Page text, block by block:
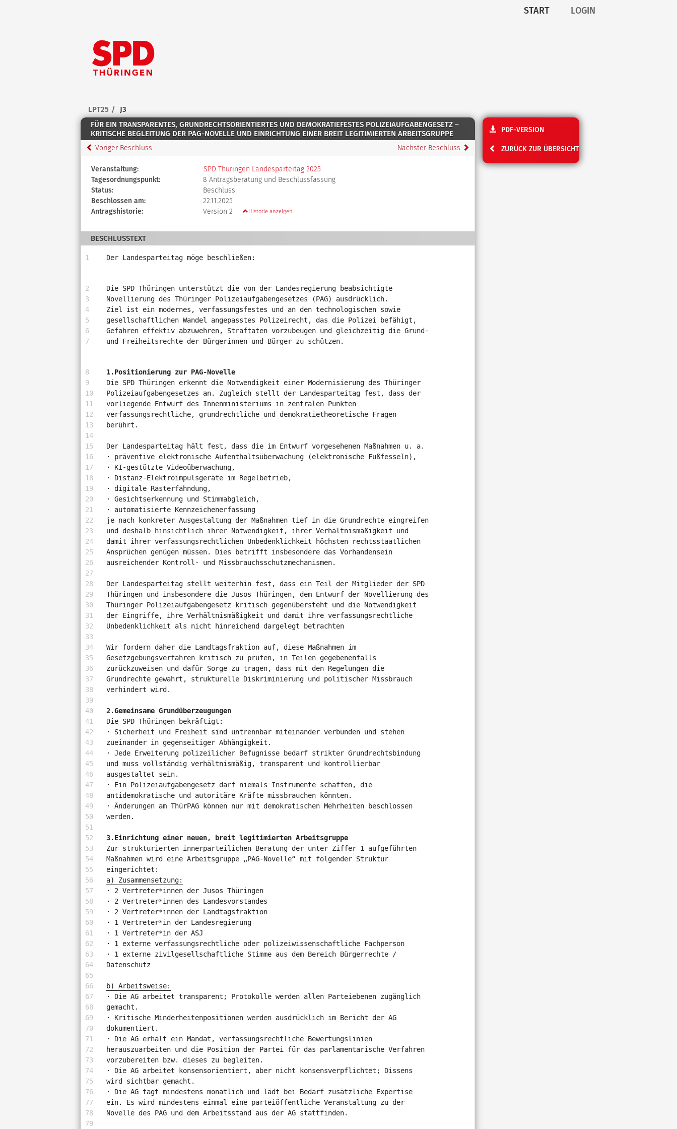
START LOGIN
Startseite
LPT25
J3
FÜR EIN TRANSPARENTES, GRUNDRECHTSORIENTIERTES UND DEMOKRATIEFESTES POLIZEIAUFGABENGESETZ –
KRITISCHE BEGLEITUNG DER PAG-NOVELLE UND EINRICHTUNG EINER BREIT LEGITIMIERTEN ARBEITSGRUPPE
Voriger Beschluss Nächster Beschluss
Diese
Tabelle
beschreibt
den
Status,
Antragstellerin
und
verschiedene
Antrag
Veranstaltung:
SPD Thüringen Landesparteitag 2025
Tagesordnungspunkt:
8 Antragsberatung und Beschlussfassung
Status:
Beschluss
Beschlossen am:
22.11.2025
Antragshistorie:
Version 2 Historie anzeigen
BESCHLUSSTEXT
Der Landesparteitag möge beschließen:
Die SPD Thüringen unterstützt die von der Landesregierung beabsichtigte
Novellierung des Thüringer Polizeiaufgabengesetzes (PAG) ausdrücklich.
Ziel ist ein modernes, verfassungsfestes und an den technologischen sowie
gesellschaftlichen Wandel angepasstes Polizeirecht, das die Polizei befähigt,
Gefahren effektiv abzuwehren, Straftaten vorzubeugen und gleichzeitig die Grund-
und Freiheitsrechte der Bürgerinnen und Bürger zu schützen.
1.Positionierung zur PAG-Novelle
Die SPD Thüringen erkennt die Notwendigkeit einer Modernisierung des Thüringer
Polizeiaufgabengesetzes an. Zugleich stellt der Landesparteitag fest, dass der
vorliegende Entwurf des Innenministeriums in zentralen Punkten
verfassungsrechtliche, grundrechtliche und demokratietheoretische Fragen
berührt.
Der Landesparteitag hält fest, dass die im Entwurf vorgesehenen Maßnahmen u. a.
· präventive elektronische Aufenthaltsüberwachung (elektronische Fußfesseln),
· KI-gestützte Videoüberwachung,
· Distanz-Elektroimpulsgeräte im Regelbetrieb,
· digitale Rasterfahndung,
· Gesichtserkennung und Stimmabgleich,
· automatisierte Kennzeichenerfassung
je nach konkreter Ausgestaltung der Maßnahmen tief in die Grundrechte eingreifen
und deshalb hinsichtlich ihrer Notwendigkeit, ihrer Verhältnismäßigkeit und
damit ihrer verfassungsrechtlichen Unbedenklichkeit höchsten rechtsstaatlichen
Ansprüchen genügen müssen. Dies betrifft insbesondere das Vorhandensein
ausreichender Kontroll- und Missbrauchsschutzmechanismen.
Der Landesparteitag stellt weiterhin fest, dass ein Teil der Mitglieder der SPD
Thüringen und insbesondere die Jusos Thüringen, dem Entwurf der Novellierung des
Thüringer Polizeiaufgabengesetz kritisch gegenübersteht und die Notwendigkeit
der Eingriffe, ihre Verhältnismäßigkeit und damit ihre verfassungsrechtliche
Unbedenklichkeit als nicht hinreichend dargelegt betrachten
Wir fordern daher die Landtagsfraktion auf, diese Maßnahmen im
Gesetzgebungsverfahren kritisch zu prüfen, in Teilen gegebenenfalls
zurückzuweisen und dafür Sorge zu tragen, dass mit den Regelungen die
Grundrechte gewahrt, strukturelle Diskriminierung und politischer Missbrauch
verhindert wird.
2.Gemeinsame Grundüberzeugungen
Die SPD Thüringen bekräftigt:
· Sicherheit und Freiheit sind untrennbar miteinander verbunden und stehen
zueinander in gegenseitiger Abhängigkeit.
· Jede Erweiterung polizeilicher Befugnisse bedarf strikter Grundrechtsbindung
und muss vollständig verhältnismäßig, transparent und kontrollierbar
ausgestaltet sein.
· Ein Polizeiaufgabengesetz darf niemals Instrumente schaffen, die
antidemokratische und autoritäre Kräfte missbrauchen könnten.
· Änderungen am ThürPAG können nur mit demokratischen Mehrheiten beschlossen
werden.
3.Einrichtung einer neuen, breit legitimierten Arbeitsgruppe
Zur strukturierten innerparteilichen Beratung der unter Ziffer 1 aufgeführten
Maßnahmen wird eine Arbeitsgruppe „PAG-Novelle“ mit folgender Struktur
eingerichtet:
a) Zusammensetzung:
· 2 Vertreter*innen der Jusos Thüringen
· 2 Vertreter*innen des Landesvorstandes
· 2 Vertreter*innen der Landtagsfraktion
· 1 Vertreter*in der Landesregierung
· 1 Vertreter*in der ASJ
· 1 externe verfassungsrechtliche oder polizeiwissenschaftliche Fachperson
· 1 externe zivilgesellschaftliche Stimme aus dem Bereich Bürgerrechte /
Datenschutz
b) Arbeitsweise:
· Die AG arbeitet transparent; Protokolle werden allen Parteiebenen zugänglich
gemacht.
· Kritische Minderheitenpositionen werden ausdrücklich im Bericht der AG
dokumentiert.
· Die AG erhält ein Mandat, verfassungsrechtliche Bewertungslinien
herauszuarbeiten und die Position der Partei für das parlamentarische Verfahren
vorzubereiten bzw. dieses zu begleiten.
· Die AG arbeitet konsensorientiert, aber nicht konsensverpflichtet; Dissens
wird sichtbar gemacht.
· Die AG tagt mindestens monatlich und lädt bei Bedarf zusätzliche Expertise
ein. Es wird mindestens einmal eine parteiöffentliche Veranstaltung zu der
Novelle des PAG und dem Arbeitsstand aus der AG stattfinden.
PDF-VERSION
ZURÜCK ZUR ÜBERSICHT